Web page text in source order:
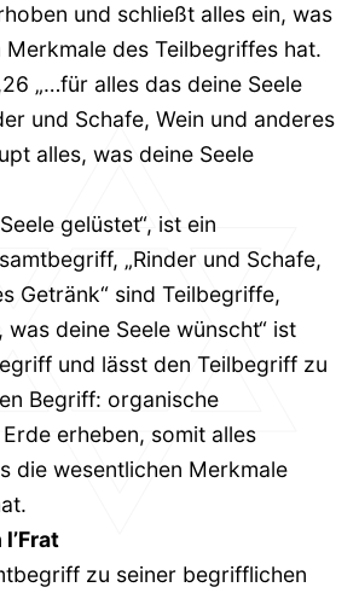
und schließt alles ein, was
Merkmale des Teilbegriffes hat.
„…für alles das deine Seele
und Schafe, Wein und anderes
alles, was deine Seele
gelüstet“, ist ein
„Rinder und Schafe,
Getränk“ sind Teilbegriffe,
was deine Seele wünscht“ ist
und lässt den Teilbegriff zu
Begriff: organische
erheben, somit alles
die wesentlichen Merkmale
zu seiner begrifflichen